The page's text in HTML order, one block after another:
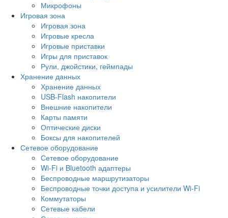
Микрофоны
Игровая зона
Игровая зона
Игровые кресла
Игровые приставки
Игры для приставок
Рули, джойстики, геймпады
Хранение данных
Хранение данных
USB-Flash накопители
Внешние накопители
Карты памяти
Оптические диски
Боксы для накопителей
Сетевое оборудование
Сетевое оборудование
Wi-Fi и Bluetooth адаптеры
Беспроводные маршрутизаторы
Беспроводные точки доступа и усилители Wi-Fi
Коммутаторы
Сетевые кабели